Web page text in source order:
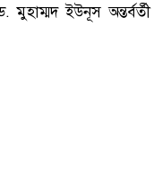
ইউনূস